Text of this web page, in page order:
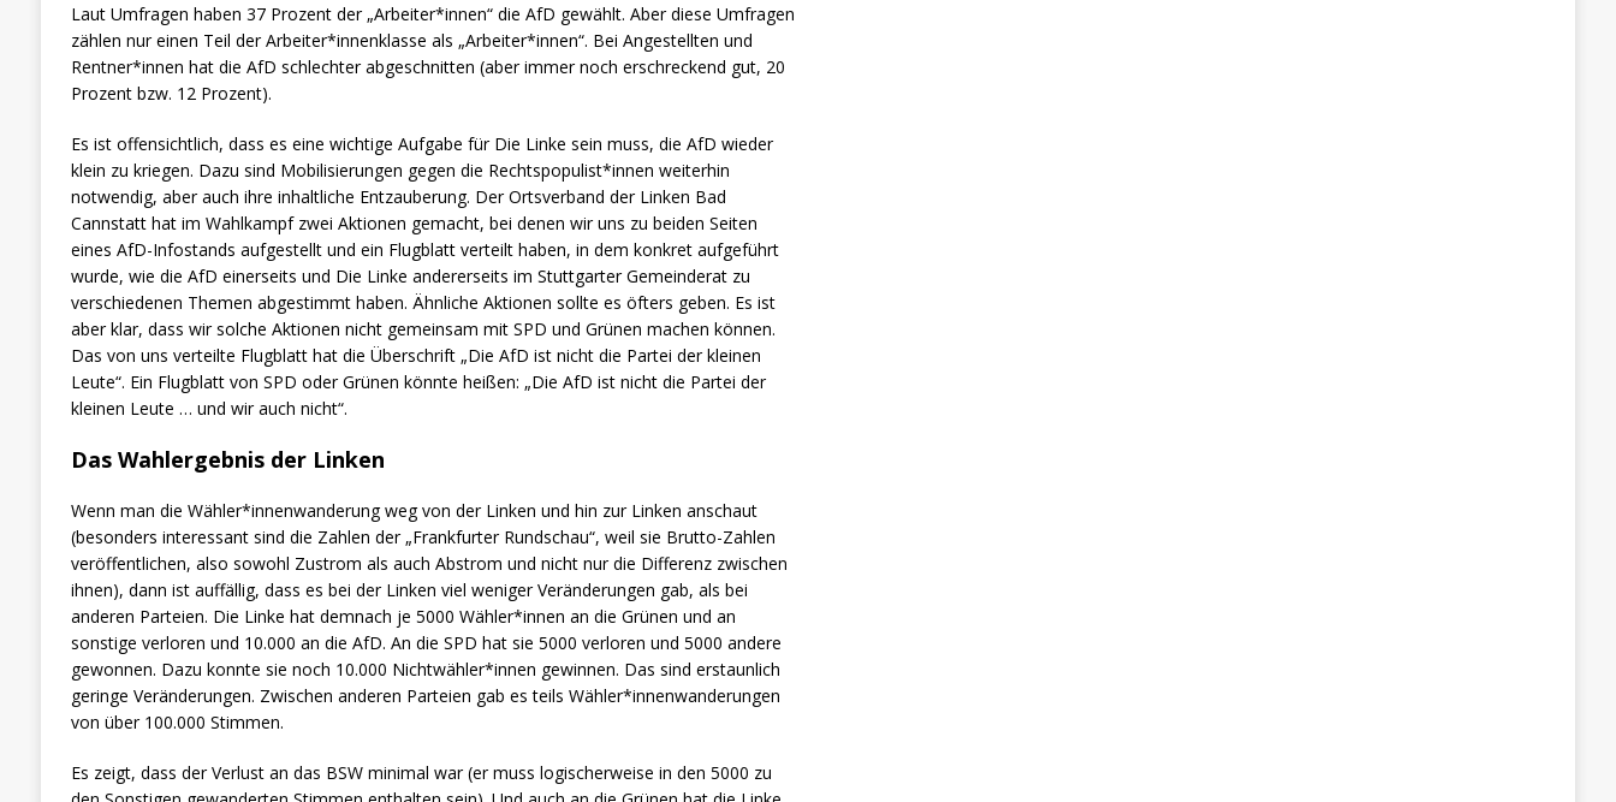
Laut Umfragen haben 37 Prozent der „Arbeiter*innen“ die AfD gewählt. Aber diese Umfragen
zählen nur einen Teil der Arbeiter*innenklasse als „Arbeiter*innen“. Bei Angestellten und
Rentner*innen hat die AfD schlechter abgeschnitten (aber immer noch erschreckend gut, 20
Prozent bzw. 12 Prozent).
Es ist offensichtlich, dass es eine wichtige Aufgabe für Die Linke sein muss, die AfD wieder
klein zu kriegen. Dazu sind Mobilisierungen gegen die Rechtspopulist*innen weiterhin
notwendig, aber auch ihre inhaltliche Entzauberung. Der Ortsverband der Linken Bad
Cannstatt hat im Wahlkampf zwei Aktionen gemacht, bei denen wir uns zu beiden Seiten
eines AfD-Infostands aufgestellt und ein Flugblatt verteilt haben, in dem konkret aufgeführt
wurde, wie die AfD einerseits und Die Linke andererseits im Stuttgarter Gemeinderat zu
verschiedenen Themen abgestimmt haben. Ähnliche Aktionen sollte es öfters geben. Es ist
aber klar, dass wir solche Aktionen nicht gemeinsam mit SPD und Grünen machen können.
Das von uns verteilte Flugblatt hat die Überschrift „Die AfD ist nicht die Partei der kleinen
Leute“. Ein Flugblatt von SPD oder Grünen könnte heißen: „Die AfD ist nicht die Partei der
kleinen Leute … und wir auch nicht“.
Das Wahlergebnis der Linken
Wenn man die Wähler*innenwanderung weg von der Linken und hin zur Linken anschaut
(besonders interessant sind die Zahlen der „Frankfurter Rundschau“, weil sie Brutto-Zahlen
veröffentlichen, also sowohl Zustrom als auch Abstrom und nicht nur die Differenz zwischen
ihnen), dann ist auffällig, dass es bei der Linken viel weniger Veränderungen gab, als bei
anderen Parteien. Die Linke hat demnach je 5000 Wähler*innen an die Grünen und an
sonstige verloren und 10.000 an die AfD. An die SPD hat sie 5000 verloren und 5000 andere
gewonnen. Dazu konnte sie noch 10.000 Nichtwähler*innen gewinnen. Das sind erstaunlich
geringe Veränderungen. Zwischen anderen Parteien gab es teils Wähler*innenwanderungen
von über 100.000 Stimmen.
Es zeigt, dass der Verlust an das BSW minimal war (er muss logischerweise in den 5000 zu